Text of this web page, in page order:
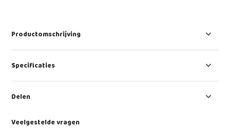
Productomschrijving
Specificaties
Delen
Veelgestelde vragen